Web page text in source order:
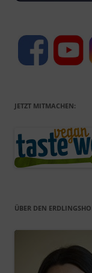
JETZT MITMACHEN:
ÜBER DEN